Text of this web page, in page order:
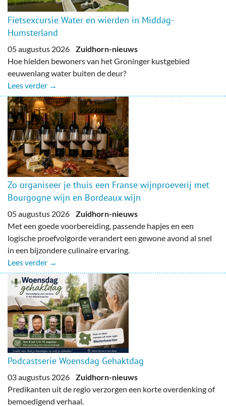
Fietsexcursie Water en wierden in Middag-
Humsterland
05 augustus 2026 Zuidhorn-nieuws
Hoe hielden bewoners van het Groninger kustgebied
eeuwenlang water buiten de deur?
Lees verder →
Zo organiseer je thuis een Franse wijnproeverij met
Bourgogne wijn en Bordeaux wijn
05 augustus 2026 Zuidhorn-nieuws
Met een goede voorbereiding, passende hapjes en een
logische proefvolgorde verandert een gewone avond al snel
in een bijzondere culinaire ervaring.
Lees verder →
Podcastserie Woensdag Gehaktdag
03 augustus 2026 Zuidhorn-nieuws
Predikanten uit de regio verzorgen een korte overdenking of
bemoedigend verhaal.